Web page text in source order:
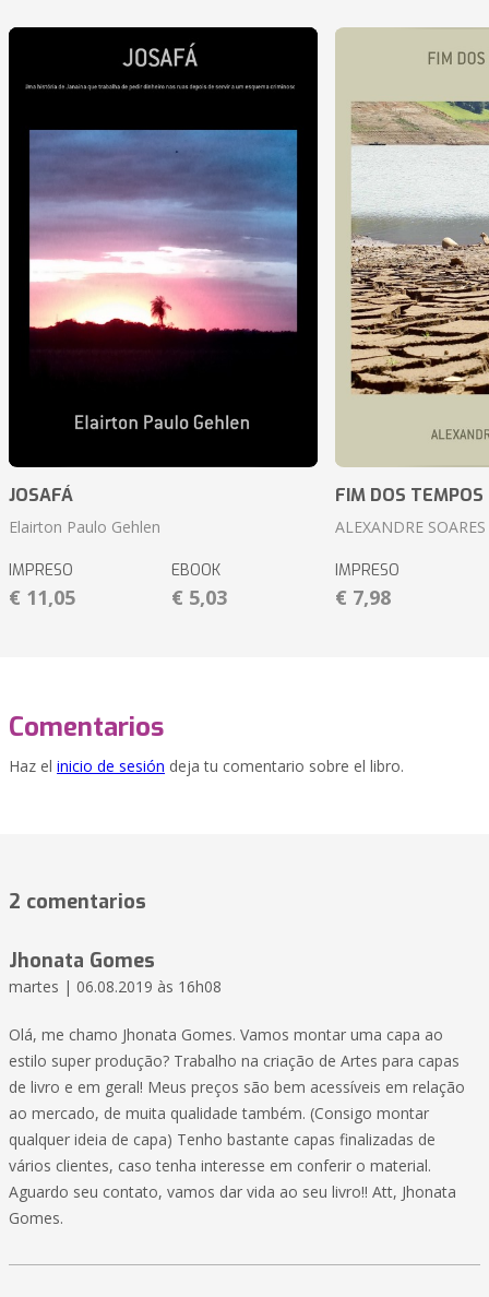
JOSAFÁ
Elairton Paulo Gehlen
IMPRESO
€ 11,05
EBOOK
€ 5,03
FIM DOS TEMPOS
ALEXANDRE SOARES
IMPRESO
€ 7,98
Comentarios
Haz el inicio de sesión deja tu comentario sobre el libro.
2 comentarios
Jhonata Gomes
martes | 06.08.2019 às 16h08
Olá, me chamo Jhonata Gomes. Vamos montar uma capa ao
estilo super produção? Trabalho na criação de Artes para capas
de livro e em geral! Meus preços são bem acessíveis em relação
ao mercado, de muita qualidade também. (Consigo montar
qualquer ideia de capa) Tenho bastante capas finalizadas de
vários clientes, caso tenha interesse em conferir o material.
Aguardo seu contato, vamos dar vida ao seu livro!! Att, Jhonata
Gomes.